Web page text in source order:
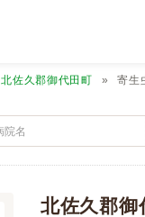
北佐久郡御代田町 寄生
北佐久郡御